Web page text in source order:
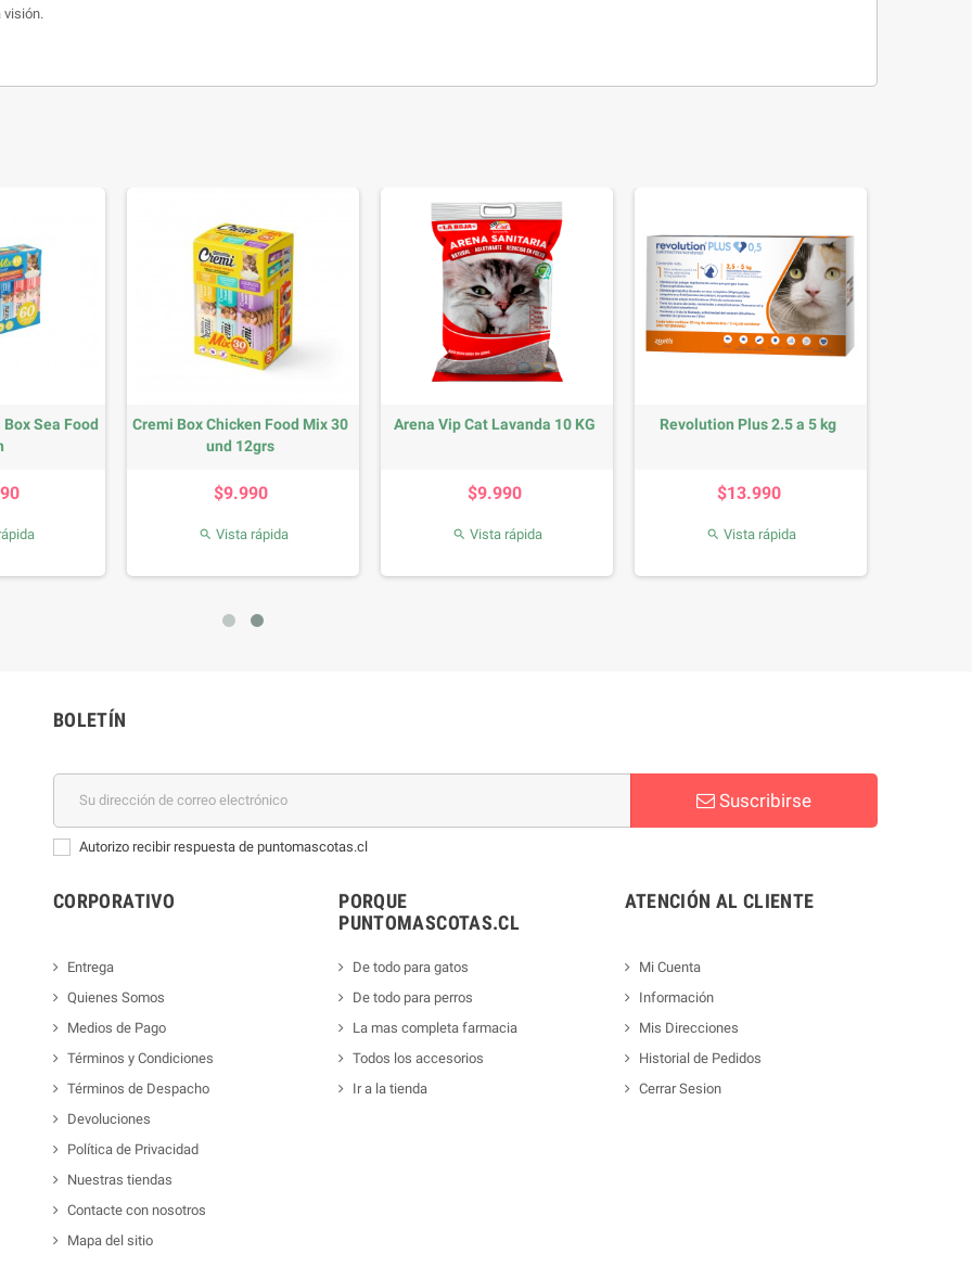
visión.
Sea Food
Cremi Box Chicken Food Mix 30
und 12grs
$9.990
 Vista rápida
Arena Vip Cat Lavanda 10 KG
$9.990
 Vista rápida
Revolution Plus 2.5 a 5 kg
$13.990
 Vista rápida
BOLETÍN
Suscribirse
Autorizo recibir respuesta de puntomascotas.cl
CORPORATIVO
Entrega
Quienes Somos
Medios de Pago
Términos y Condiciones
Términos de Despacho
Devoluciones
Política de Privacidad
Nuestras tiendas
Contacte con nosotros
Mapa del sitio
PORQUE
PUNTOMASCOTAS.CL
De todo para gatos
De todo para perros
La mas completa farmacia
Todos los accesorios
Ir a la tienda
ATENCIÓN AL CLIENTE
Mi Cuenta
Información
Mis Direcciones
Historial de Pedidos
Cerrar Sesion